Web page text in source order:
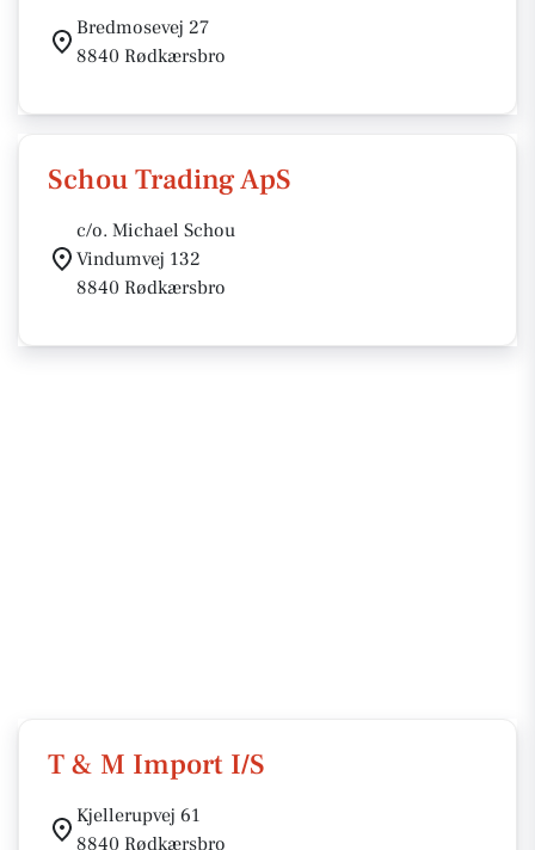
Bredmosevej 27
8840 Rødkærsbro
Schou Trading ApS
c/o. Michael Schou
Vindumvej 132
8840 Rødkærsbro
T & M Import I/S
Kjellerupvej 61
8840 Rødkærsbro